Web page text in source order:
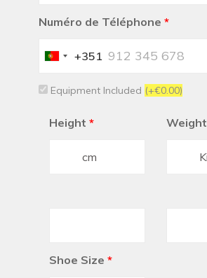
Numéro de Téléphone *
Portugal
+351
Equipment Included (+€0.00)
Height * Weight
Shoe Size *